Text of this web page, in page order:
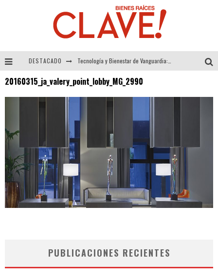
DESTACADO
Alexandra Bedoya – La Constancia detrás de La Paletería
20160315_ja_valery_point_lobby_MG_2990
PUBLICACIONES RECIENTES